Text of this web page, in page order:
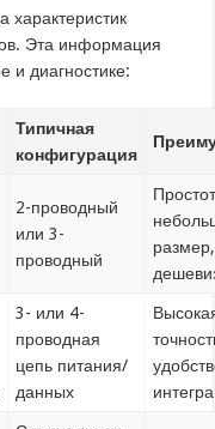
Эта информация
и диагностике:
Типичная
конфигурация
2-проводный
или 3-
проводный
размер,
3- или 4-
проводная
цепь питания/
данных